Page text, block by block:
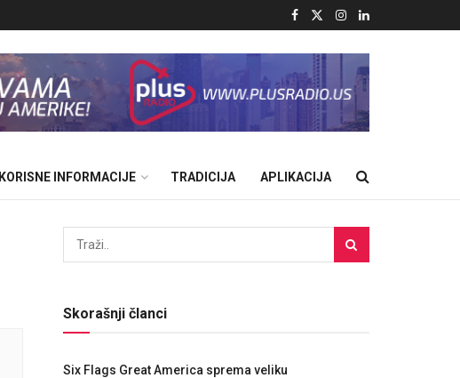
KORISNE INFORMACIJE TRADICIJA APLIKACIJA
Skorašnji članci
Six Flags Great America sprema veliku